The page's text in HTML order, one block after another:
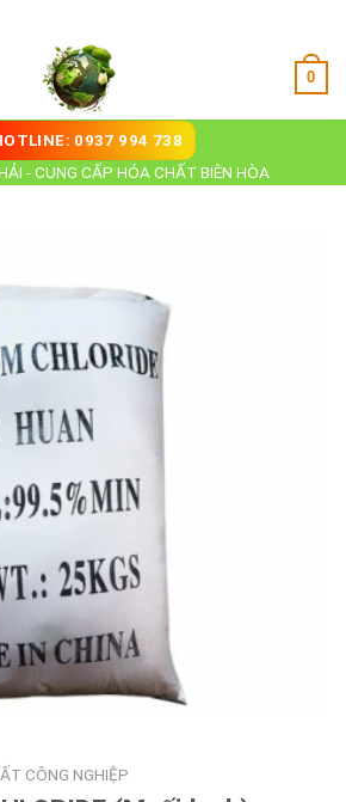
0
0937 994 738
- CUNG CẤP HÓA CHẤT BIÊN HÒA
CÔNG NGHIỆP